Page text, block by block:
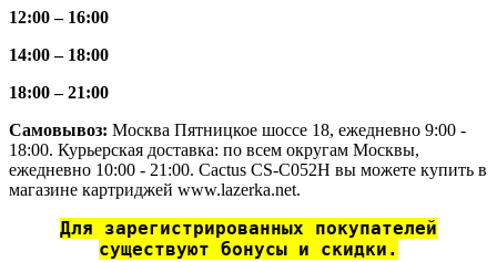
12:00 – 16:00
14:00 – 18:00
18:00 – 21:00
Самовывоз: Москва Пятницкое шоссе 18, ежедневно 9:00 -
18:00. Курьерская доставка: по всем округам Москвы,
ежедневно 10:00 - 21:00. Cactus CS-C052H вы можете купить в
магазине картриджей www.lazerka.net.
Для зарегистрированных покупателей
существуют бонусы и скидки.